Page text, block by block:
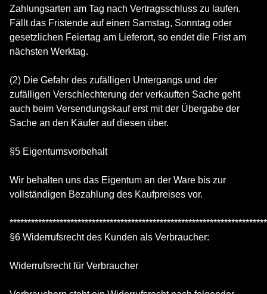
Zahlungsarten am Tag nach Vertragsschluss zu laufen.
Fällt das Fristende auf einen Samstag, Sonntag oder
gesetzlichen Feiertag am Lieferort, so endet die Frist am
nächsten Werktag.
(2) Die Gefahr des zufälligen Untergangs und der
zufälligen Verschlechterung der verkauften Sache geht
auch beim Versendungskauf erst mit der Übergabe der
Sache an den Käufer auf diesen über.
§5 Eigentumsvorbehalt
Wir behalten uns das Eigentum an der Ware bis zur
vollständigen Bezahlung des Kaufpreises vor.
§6 Widerrufsrecht des Kunden als Verbraucher:
Widerrufsrecht für Verbraucher